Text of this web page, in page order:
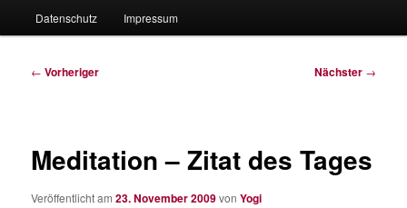
Datenschutz Impressum
Beitragsnavigation
← Vorheriger Nächster →
Meditation – Zitat des Tages
Veröffentlicht am23. November 2009vonYogi